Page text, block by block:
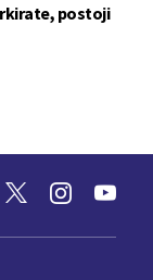
postoji